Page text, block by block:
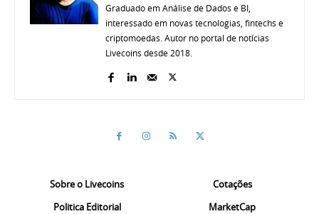
Graduado em Análise de Dados e BI,
interessado em novas tecnologias, fintechs e
criptomoedas. Autor no portal de notícias
Livecoins desde 2018.
Sobre o Livecoins
Politica Editorial
Cotações
MarketCap